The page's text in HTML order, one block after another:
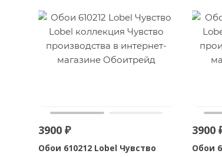
3900 ₽
Обои 610212 Lobel Чувство
3900
Обои